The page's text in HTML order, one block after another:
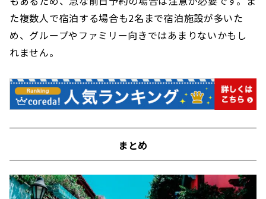
た複数人で宿泊する場合も2名まで宿泊施設が多いた
め、グループやファミリー向きではあまりないかもし
れません。
まとめ